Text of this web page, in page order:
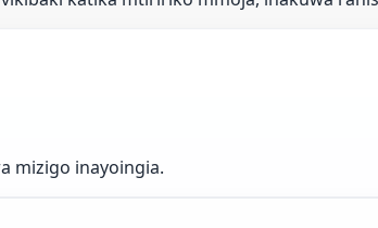
mizigo inayoingia.